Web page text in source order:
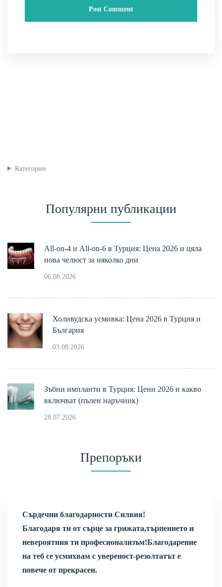
Категории
Популярни публикации
All-on-4 и All-on-6 в Турция: Цена 2026 и цяла
нова челюст за няколко дни
06.08.2026
Холивудска усмивка: Цена 2026 в Турция и
България
03.08.2026
Зъбни импланти в Турция: Цени 2026 и какво
включват (пълен наръчник)
28.07.2026
Препоръки
Сърдечни благодарности Силвия!
Благодаря ти от сърце за грижата,търпението и
невероятния ти професионализъм!Благодарение
на теб се усмихвам с увереност-резолтатът е
повече от прекрасен.